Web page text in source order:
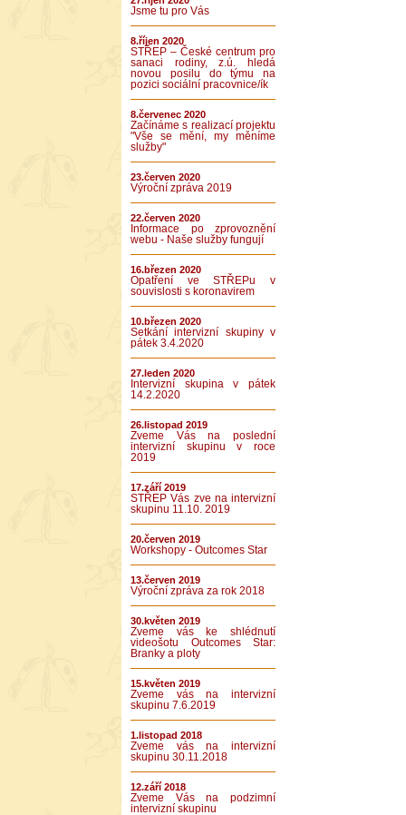
Jsme tu pro Vás
8.říjen 2020
STŘEP – České centrum pro
sanaci rodiny, z.ú. hledá
novou posilu do týmu na
pozici sociální pracovnice/ík
8.červenec 2020
Začínáme s realizací projektu
"Vše se mění, my měníme
služby"
23.červen 2020
Výroční zpráva 2019
22.červen 2020
Informace po zprovoznění
webu - Naše služby fungují
16.březen 2020
Opatření ve STŘEPu v
souvislosti s koronavirem
10.březen 2020
Setkání intervizní skupiny v
pátek 3.4.2020
27.leden 2020
Intervizní skupina v pátek
14.2.2020
26.listopad 2019
Zveme Vás na poslední
intervizní skupinu v roce
2019
17.září 2019
STŘEP Vás zve na intervizní
skupinu 11.10. 2019
20.červen 2019
Workshopy - Outcomes Star
13.červen 2019
Výroční zpráva za rok 2018
30.květen 2019
Zveme vás ke shlédnutí
videošotu Outcomes Star:
Branky a ploty
15.květen 2019
Zveme vás na intervizní
skupinu 7.6.2019
1.listopad 2018
Zveme vás na intervizní
skupinu 30.11.2018
12.září 2018
Zveme Vás na podzimní
intervizní skupinu